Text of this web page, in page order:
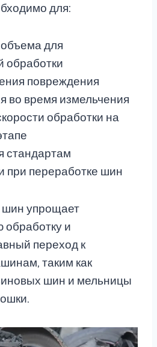
для:
для
обработки
повреждения
во время измельчения
обработки на
стандартам
при переработке шин
шин упрощает
обработку и
переход к
таким как
шин и мельницы